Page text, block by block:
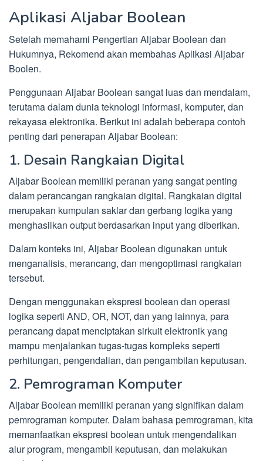
Aplikasi Aljabar Boolean
Setelah memahami Pengertian Aljabar Boolean dan
Hukumnya, Rekomend akan membahas Aplikasi Aljabar
Boolen.
Penggunaan Aljabar Boolean sangat luas dan mendalam,
terutama dalam dunia teknologi informasi, komputer, dan
rekayasa elektronika. Berikut ini adalah beberapa contoh
penting dari penerapan Aljabar Boolean:
1. Desain Rangkaian Digital
Aljabar Boolean memiliki peranan yang sangat penting
dalam perancangan rangkaian digital. Rangkaian digital
merupakan kumpulan saklar dan gerbang logika yang
menghasilkan output berdasarkan input yang diberikan.
Dalam konteks ini, Aljabar Boolean digunakan untuk
menganalisis, merancang, dan mengoptimasi rangkaian
tersebut.
Dengan menggunakan ekspresi boolean dan operasi
logika seperti AND, OR, NOT, dan yang lainnya, para
perancang dapat menciptakan sirkuit elektronik yang
mampu menjalankan tugas-tugas kompleks seperti
perhitungan, pengendalian, dan pengambilan keputusan.
2. Pemrograman Komputer
Aljabar Boolean memiliki peranan yang signifikan dalam
pemrograman komputer. Dalam bahasa pemrograman, kita
memanfaatkan ekspresi boolean untuk mengendalikan
alur program, mengambil keputusan, dan melakukan